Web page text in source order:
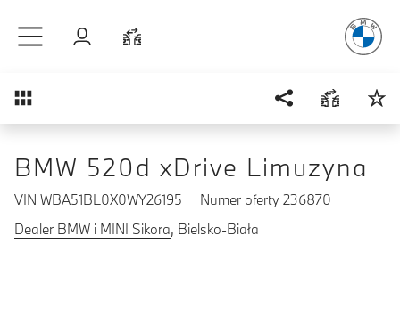
Zaloguj się
Przegląd
BMW 520d xDrive Limuzyna
VIN WBA51BL0X0WY26195
Numer oferty 236870
Dealer BMW i MINI Sikora, Bielsko-Biała